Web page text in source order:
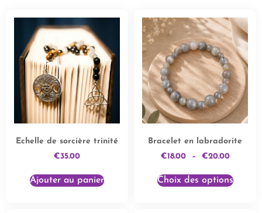
Echelle de sorcière trinité
€35.00
Ajouter au panier
Bracelet en labradorite
€18.00 – €20.00
Choix des options